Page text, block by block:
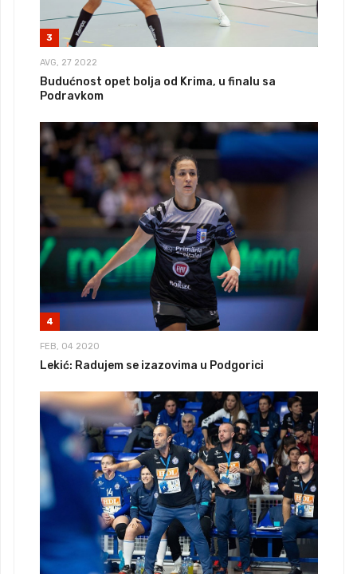
3
AVG, 27 2022
Budućnost opet bolja od Krima, u finalu sa
Podravkom
4
FEB, 04 2020
Lekić: Radujem se izazovima u Podgorici